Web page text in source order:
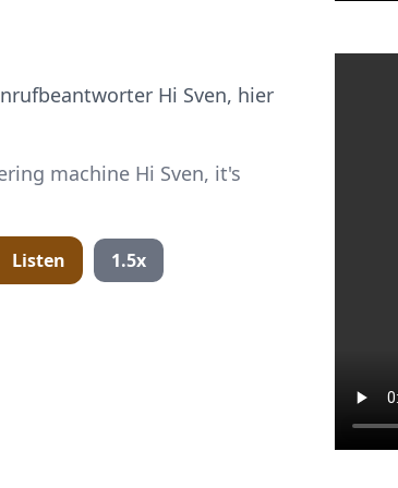
Hi Sven, hier
machine Hi Sven, it's
Listen 1.5x